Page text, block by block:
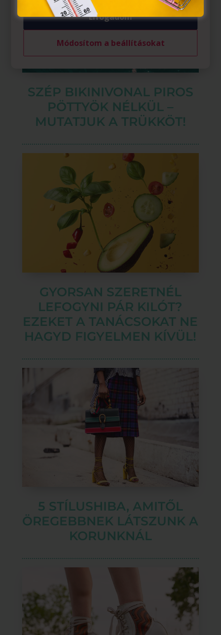
SZÉP BIKINIVONAL PIROS
PÖTTYÖK NÉLKÜL –
MUTATJUK A TRÜKKÖT!
GYORSAN SZERETNÉL
LEFOGYNI PÁR KILÓT?
EZEKET A TANÁCSOKAT NE
HAGYD FIGYELMEN KÍVÜL!
5 STÍLUSHIBA, AMITŐL
ÖREGEBBNEK LÁTSZUNK A
KORUNKNÁL
Elfogadom
Módosítom a beállításokat